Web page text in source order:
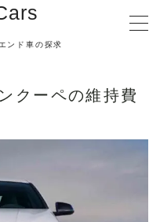
ンド車の探求
クーペの維持費